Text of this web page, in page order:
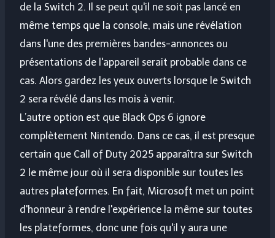
de la Switch 2. Il se peut qu'il ne soit pas lancé en
même temps que la console, mais une révélation
dans l'une des premières bandes-annonces ou
présentations de l'appareil serait probable dans ce
cas. Alors gardez les yeux ouverts lorsque le Switch
2 sera révélé dans les mois à venir.
L’autre option est que Black Ops 6 ignore
complètement Nintendo. Dans ce cas, il est presque
certain que Call of Duty 2025 apparaîtra sur Switch
2 le même jour où il sera disponible sur toutes les
autres plateformes. En fait, Microsoft met un point
d'honneur à rendre l'expérience la même sur toutes
les plateformes, donc une fois qu'il y aura une